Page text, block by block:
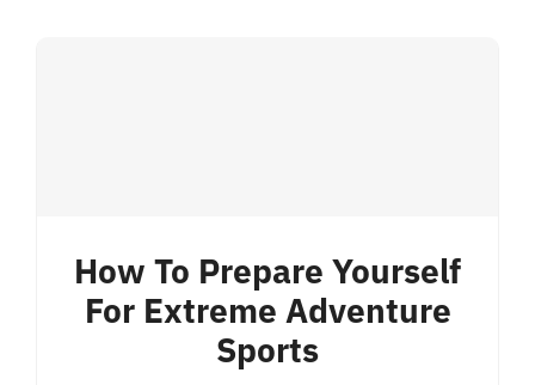
How To Prepare Yourself
For Extreme Adventure
Sports